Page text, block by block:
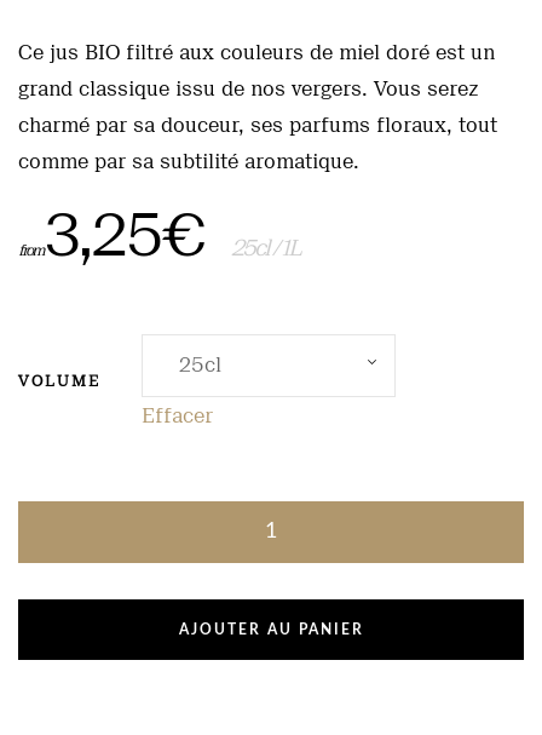
Ce jus BIO filtré aux couleurs de miel doré est un
grand classique issu de nos vergers. Vous serez
charmé par sa douceur, ses parfums floraux, tout
comme par sa subtilité aromatique.
from3,25€ 25cl / 1L
VOLUME
Effacer
AJOUTER AU PANIER